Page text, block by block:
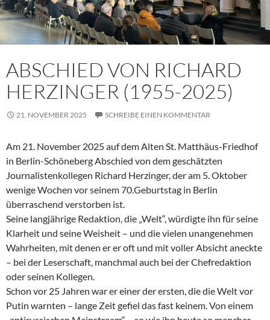
ABSCHIED VON RICHARD
HERZINGER (1955-2025)
21. NOVEMBER 2025 SCHREIBE EINEN KOMMENTAR
Am 21. November 2025 auf dem Alten St. Matthäus-Friedhof
in Berlin-Schöneberg Abschied von dem geschätzten
Journalistenkollegen Richard Herzinger, der am 5. Oktober
wenige Wochen vor seinem 70.Geburtstag in Berlin
überraschend verstorben ist.
Seine langjährige Redaktion, die „Welt“, würdigte ihn für seine
Klarheit und seine Weisheit – und die vielen unangenehmen
Wahrheiten, mit denen er er oft und mit voller Absicht aneckte
– bei der Leserschaft, manchmal auch bei der Chefredaktion
oder seinen Kollegen.
Schon vor 25 Jahren war er einer der ersten, die die Welt vor
Putin warnten – lange Zeit gefiel das fast keinem. Von einem